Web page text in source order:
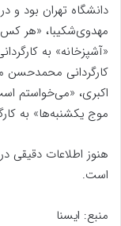
دانشگاه تهران بود و
مهدوی‌شکیبا، «هر کس
«آشپزخانه» به
کارگردانی محمدحسن
اکبری، «می‌خواستم
موج یکشنبه‌ها» به
هنوز اطلاعات دقیقی
است.
منبع: ایسنا